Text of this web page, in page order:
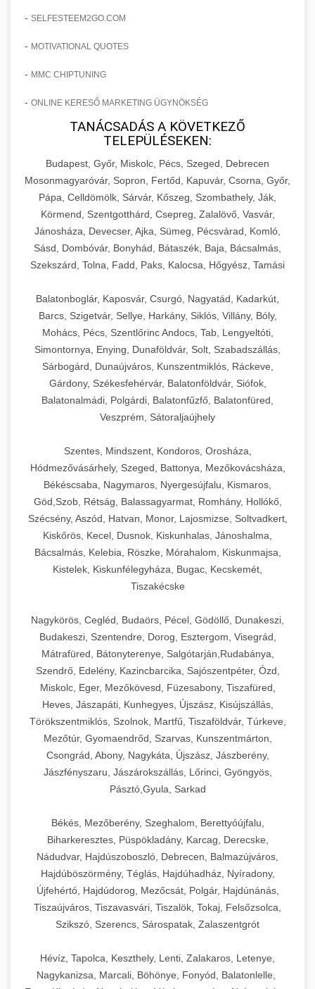
- SELFESTEEM2GO.COM
- MOTIVATIONAL QUOTES
- MMC CHIPTUNING
- ONLINE KERESŐ MARKETING ÜGYNÖKSÉG
TANÁCSADÁS A KÖVETKEZŐ
TELEPÜLÉSEKEN:
Budapest, Győr, Miskolc, Pécs, Szeged, Debrecen
Mosonmagyaróvár, Sopron, Fertőd, Kapuvár, Csorna, Győr,
Pápa, Celldömölk, Sárvár, Kőszeg, Szombathely, Ják,
Körmend, Szentgotthárd, Csepreg, Zalalövő, Vasvár,
Jánosháza, Devecser, Ajka, Sümeg, Pécsvárad, Komló,
Sásd, Dombóvár, Bonyhád, Bátaszék, Baja, Bácsalmás,
Szekszárd, Tolna, Fadd, Paks, Kalocsa, Hőgyész, Tamási
Balatonboglár, Kaposvár, Csurgó, Nagyatád, Kadarkút,
Barcs, Szigetvár, Sellye, Harkány, Siklós, Villány, Bóly,
Mohács, Pécs, Szentlőrinc Andocs, Tab, Lengyeltóti,
Simontornya, Enying, Dunaföldvár, Solt, Szabadszállás,
Sárbogárd, Dunaújváros, Kunszentmiklós, Ráckeve,
Gárdony, Székesfehérvár, Balatonföldvár, Siófok,
Balatonalmádi, Polgárdi, Balatonfűzfő, Balatonfüred,
Veszprém, Sátoraljaújhely
Szentes, Mindszent, Kondoros, Orosháza,
Hódmezővásárhely, Szeged, Battonya, Mezőkovácsháza,
Békéscsaba, Nagymaros, Nyergesújfalu, Kismaros,
Göd,Szob, Rétság, Balassagyarmat, Romhány, Hollókő,
Szécsény, Aszód, Hatvan, Monor, Lajosmizse, Soltvadkert,
Kiskőrös, Kecel, Dusnok, Kiskunhalas, Jánoshalma,
Bácsalmás, Kelebia, Röszke, Mórahalom, Kiskunmajsa,
Kistelek, Kiskunfélegyháza, Bugac, Kecskemét,
Tiszakécske
Nagykörös, Cegléd, Budaörs, Pécel, Gödöllő, Dunakeszi,
Budakeszi, Szentendre, Dorog, Esztergom, Visegrád,
Mátrafüred, Bátonyterenye, Salgótarján,Rudabánya,
Szendrő, Edelény, Kazincbarcika, Sajószentpéter, Ózd,
Miskolc, Eger, Mezőkövesd, Füzesabony, Tiszafüred,
Heves, Jászapáti, Kunhegyes, Újszász, Kisújszállás,
Törökszentmiklós, Szolnok, Martfű, Tiszaföldvár, Túrkeve,
Mezőtúr, Gyomaendrőd, Szarvas, Kunszentmárton,
Csongrád, Abony, Nagykáta, Újszász, Jászberény,
Jászfényszaru, Jászárokszállás, Lőrinci, Gyöngyös,
Pásztó,Gyula, Sarkad
Békés, Mezőberény, Szeghalom, Berettyóújfalu,
Biharkeresztes, Püspökladány, Karcag, Derecske,
Nádudvar, Hajdúszoboszló, Debrecen, Balmazújváros,
Hajdúböszörmény, Téglás, Hajdúhadház, Nyíradony,
Újfehértó, Hajdúdorog, Mezőcsát, Polgár, Hajdúnánás,
Tiszaújváros, Tiszavasvári, Tiszalök, Tokaj, Felsőzsolca,
Szikszó, Szerencs, Sárospatak, Zalaszentgrót
Hévíz, Tapolca, Keszthely, Lenti, Zalakaros, Letenye,
Nagykanizsa, Marcali, Böhönye, Fonyód, Balatonlelle,